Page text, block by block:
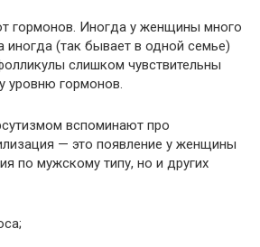
гормонов. Иногда у женщины много
иногда (так бывает в одной семье)
слишком чувствительны
уровню гормонов.
вспоминают про
— это появление у женщины
по мужскому типу, но и других